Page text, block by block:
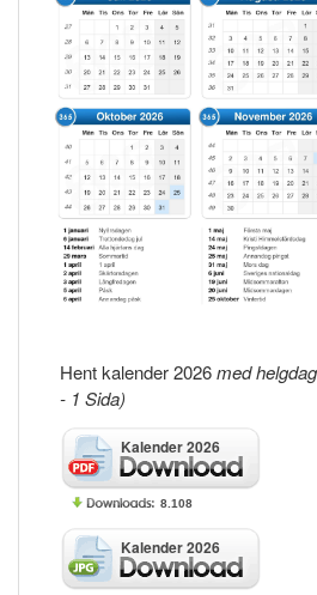
Hent kalender 2026med
- 1 Sida)
Kalender 2026
8.108
Kalender 2026